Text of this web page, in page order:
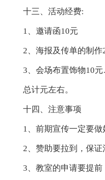
十三、活动经费:
1、邀请函10元
2、海报及传单的制作
3、会场布置饰物10
总计元左右。
十四、注意事项
1、前期宣传一定要做
2、赞助要拉到，保证
3、教室的申请要提前